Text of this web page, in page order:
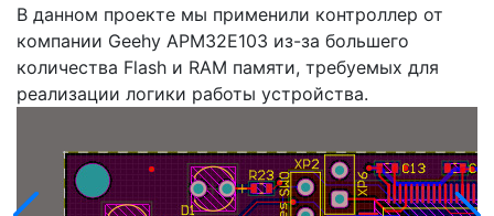
В данном проекте мы применили контроллер от
компании Geehy APM32E103 из-за большего
количества Flash и RAM памяти, требуемых для
реализации логики работы устройства.